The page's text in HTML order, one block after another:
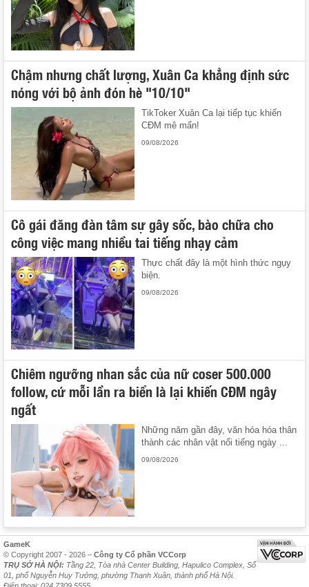
Chậm nhưng chất lượng, Xuân Ca khẳng định sức
nóng với bộ ảnh đón hè "10/10"
TikToker Xuân Ca lại tiếp tục khiến
CĐM mê mẩn!
09/08/2026
Cô gái đăng đàn tâm sự gây sốc, bào chữa cho
công việc mang nhiều tai tiếng nhạy cảm
Thực chất đây là một hình thức ngụy
biện.
09/08/2026
Chiêm ngưỡng nhan sắc của nữ coser 500.000
follow, cứ mỗi lần ra biển là lại khiến CĐM ngây
ngất
Những năm gần đây, văn hóa hóa thân
thành các nhân vật nổi tiếng ngày ...
09/08/2026
GameK
© Copyright 2007 - 2026 – Công ty Cổ phần VCCorp
TRỤ SỞ HÀ NỘI: Tầng 22, Tòa nhà Center Building, Hapulico Complex, Số
01, phố Nguyễn Huy Tưởng, phường Thanh Xuân, thành phố Hà Nội.